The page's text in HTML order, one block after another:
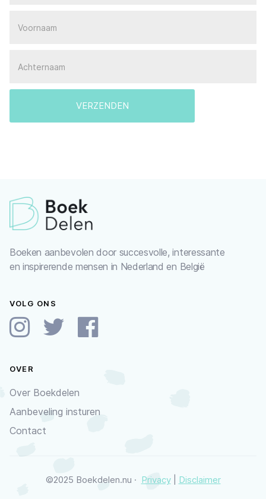
Boeken aanbevolen door succesvolle, interessante
en inspirerende mensen in Nederland en België
VOLG ONS
OVER
Over Boekdelen
Aanbeveling insturen
Contact
©2025 Boekdelen.nu · Privacy| Disclaimer